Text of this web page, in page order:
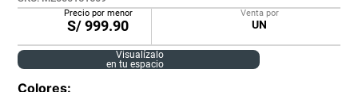
Precio por menor
S/999.90
Venta por
UN
Visualízalo
en tu espacio
Colores